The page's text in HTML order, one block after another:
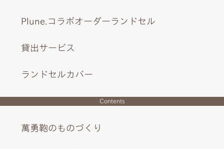
Plune.コラボオーダーランドセル
貸出サービス
ランドセルカバー
Contents
萬勇鞄のものづくり